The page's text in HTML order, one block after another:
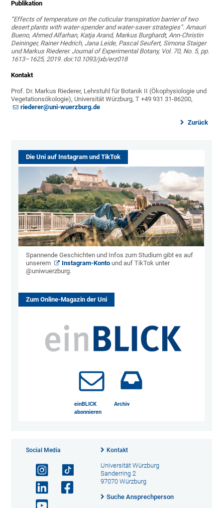
Publikation
“Effects of temperature on the cuticular transpiration barrier of two
desert plants with water-spender and water-saver strategies”. Amauri
Bueno, Ahmed Alfarhan, Katja Arand, Markus Burghardt, Ann-Christin
Deininger, Rainer Hedrich, Jana Leide, Pascal Seufert, Simona Staiger
und Markus Riederer. Journal of Experimental Botany, Vol. 70, No. 5, pp.
1613–1625, 2019. doi:10.1093/jxb/erz018
Kontakt
Prof. Dr. Markus Riederer, Lehrstuhl für Botanik II (Ökophysiologie und
Vegetationsökologie), Universität Würzburg, T +49 931 31-86200,
riederer@uni-wuerzburg.de
Zurück
Die Uni auf Instagram und TikTok
Spannende Geschichten und Infos zum Studium gibt es auf
unserem
Instagram-Konto und auf TikTok unter
@uniwuerzburg.
Zum Online-Magazin der Uni
einBLICK
abonnieren
Archiv
Social Media Kontakt
Universität Würzburg
Sanderring 2
97070 Würzburg
Suche Ansprechperson